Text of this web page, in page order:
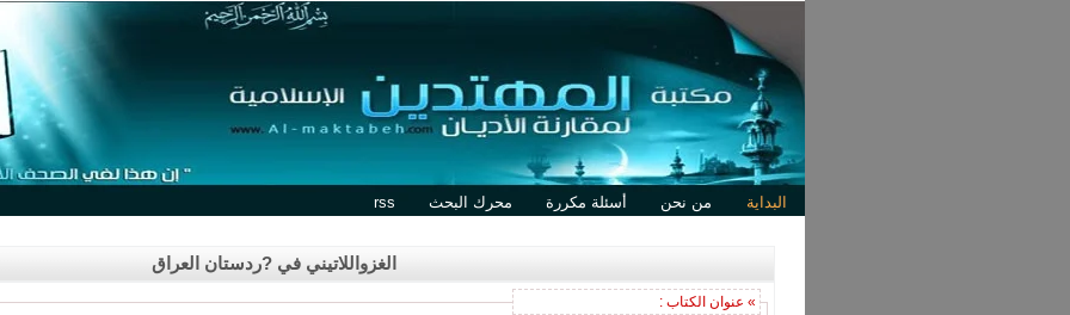
البداية من نحن أسئلة مكررة محرك البحث rss
الغزواللاتيني في ?ردستان العراق
» عنوان الكتاب :